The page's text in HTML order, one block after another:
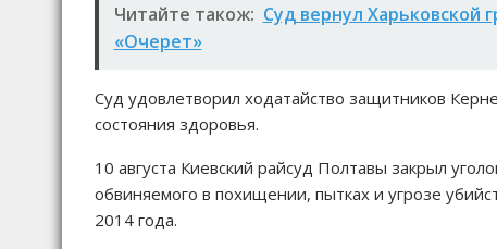
Читайте також: Суд вернул Харьковской
«Очерет»
Суд удовлетворил ходатайство защитников
состояния здоровья.
10 августа Киевский райсуд Полтавы закрыл
обвиняемого в похищении, пытках и угрозе
2014 года.